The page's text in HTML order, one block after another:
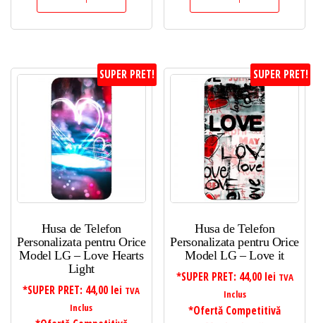
SUPER PRET!
Husa de Telefon
Personalizata pentru Orice
Model LG – Love Hearts
Light
*SUPER PRET: 44,00 lei TVA
Inclus
SUPER PRET!
Husa de Telefon
Personalizata pentru Orice
Model LG – Love it
*SUPER PRET: 44,00 lei TVA
Inclus
*Ofertă Competitivă